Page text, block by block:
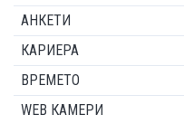
АНКЕТИ
КАРИЕРА
ВРЕМЕТО
WEB КАМЕРИ